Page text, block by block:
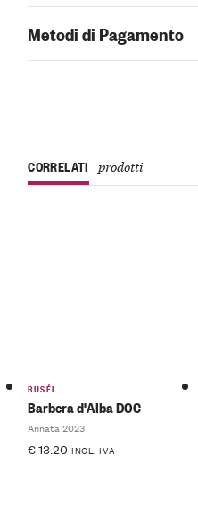
Metodi di Pagamento
CORRELATI prodotti
RUSÉL
Barbera d'Alba DOC
Annata 2023
€13.20 INCL. IVA